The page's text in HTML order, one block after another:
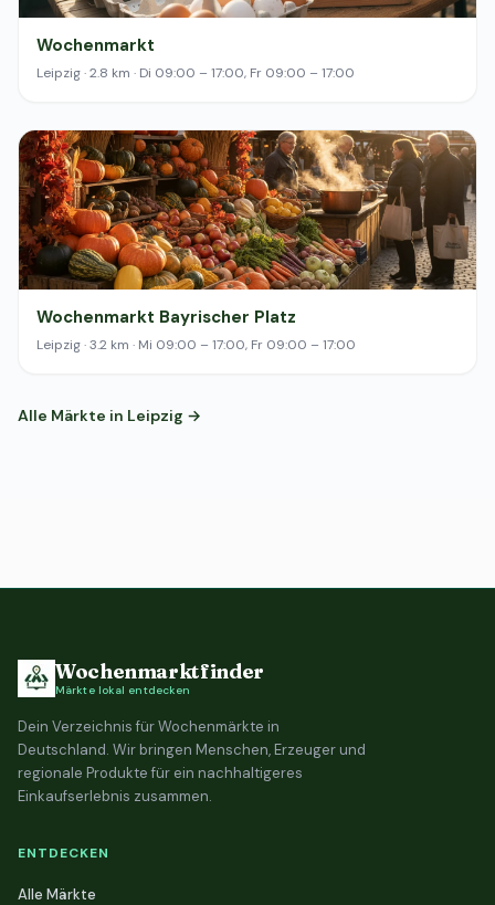
Wochenmarkt
Leipzig · 2.8 km · Di 09:00 – 17:00, Fr 09:00 – 17:00
Wochenmarkt Bayrischer Platz
Leipzig · 3.2 km · Mi 09:00 – 17:00, Fr 09:00 – 17:00
Alle Märkte in Leipzig →
Wochenmarktfinder
Märkte lokal entdecken
Dein Verzeichnis für Wochenmärkte in
Deutschland. Wir bringen Menschen, Erzeuger und
regionale Produkte für ein nachhaltigeres
Einkaufserlebnis zusammen.
ENTDECKEN
Alle Märkte